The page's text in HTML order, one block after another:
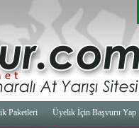
Paketleri Üyelik İçin Başvuru Yap